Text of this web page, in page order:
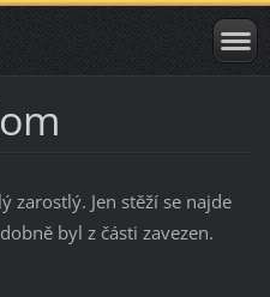
zarostlý. Jen stěží se najde
byl z části zavezen.